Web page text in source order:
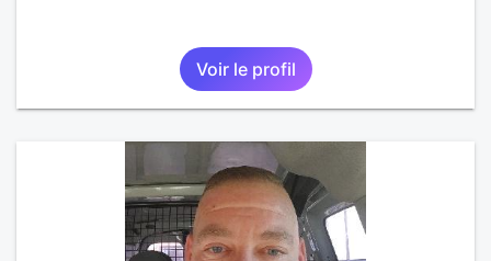
Voir le profil